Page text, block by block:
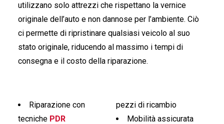
utilizzano solo attrezzi che rispettano la vernice
originale dell’auto e non dannose per l’ambiente. Ciò
ci permette di ripristinare qualsiasi veicolo al suo
stato originale, riducendo al massimo i tempi di
consegna e il costo della riparazione.
Riparazione con
tecniche PDR
pezzi di ricambio
Mobilità assicurata